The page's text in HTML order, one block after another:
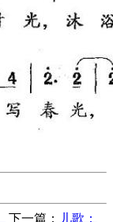
下一篇：
儿歌：